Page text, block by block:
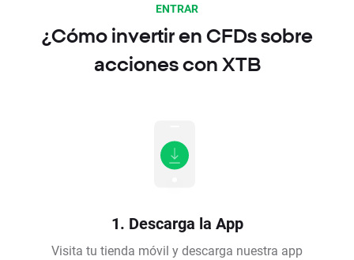
ENTRAR
¿Cómo invertir en CFDs sobre
acciones con XTB
1. Descarga la App
Visita tu tienda móvil y descarga nuestra app